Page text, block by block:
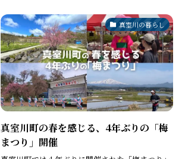
真室川の暮らし
真室川町の春を感じる、4年ぶりの「梅
まつり」開催